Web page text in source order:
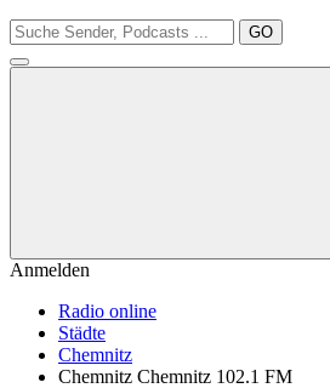
GO
Anmelden
Radio online
Städte
Chemnitz
Chemnitz Chemnitz 102.1 FM